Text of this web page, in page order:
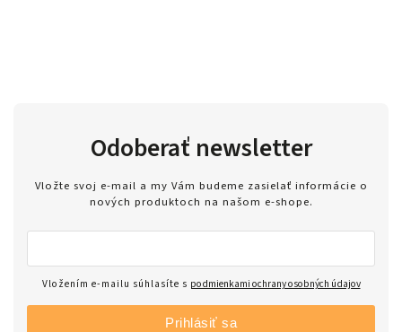
Odoberať newsletter
Vložte svoj e-mail a my Vám budeme zasielať informácie o
nových produktoch na našom e-shope.
Vložením e-mailu súhlasíte s podmienkami ochrany osobných údajov
Prihlásiť sa